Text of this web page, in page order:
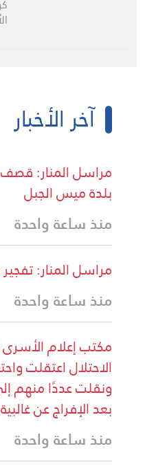
آخر الأخبار
مراسل المنار:
بلدة ميس الجبل
منذ ساعة واحدة
مراسل المنار:
منذ ساعة واحدة
مكتب إعلام
ونقلت عددًا منهم
بعد الإفراج عن
منذ ساعة واحدة